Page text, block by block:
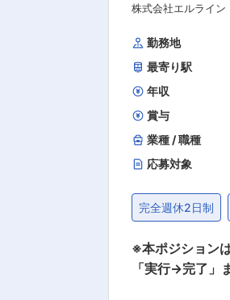
り業務量は適正
立。以後、海上
株式会社エルライン
勤務地
最寄り駅
年収
賞与
業種 / 職種
応募対象
完全週休2日制
※本ポジションは「秘書
「実行→完了」まで